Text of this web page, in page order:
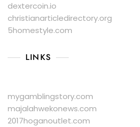
dextercoin.io
christianarticledirectory.org
5homestyle.com
LINKS
mygamblingstory.com
majalahwekonews.com
2017hoganoutlet.com